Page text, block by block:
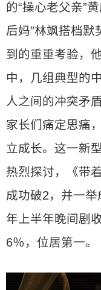
的“操心老父亲”
后妈”林飒搭档
到的重重考验，
中，几组典型的
人之间的冲突矛
家长们痛定思痛
立成长。这一新
热烈探讨，《带
成功破2，并一
年上半年晚间剧
6％，位居第一。